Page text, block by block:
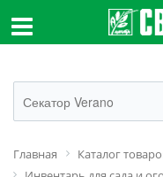
Главная Каталог